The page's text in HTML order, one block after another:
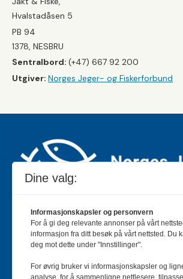
Hvalstadåsen 5
PB 94
1378, NESBRU
Sentralbord: (+47) 667 92 200
Utgiver: Norges Jeger- og Fiskerforbund
Jakt & Fiske er landets største og
jakt- og fiskeinteresserte med 195
Bladet er en månedlig publikasjon og
Dine valg:
Informasjonskapsler og personvern
For å gi deg relevante annonser på vårt
informasjon fra ditt besøk på vårt nettsted. Du
deg mot dette under "Innstillinger".
For øvrig bruker vi informasjonskapsler og
analyse, for å sammenligne nettlesere,